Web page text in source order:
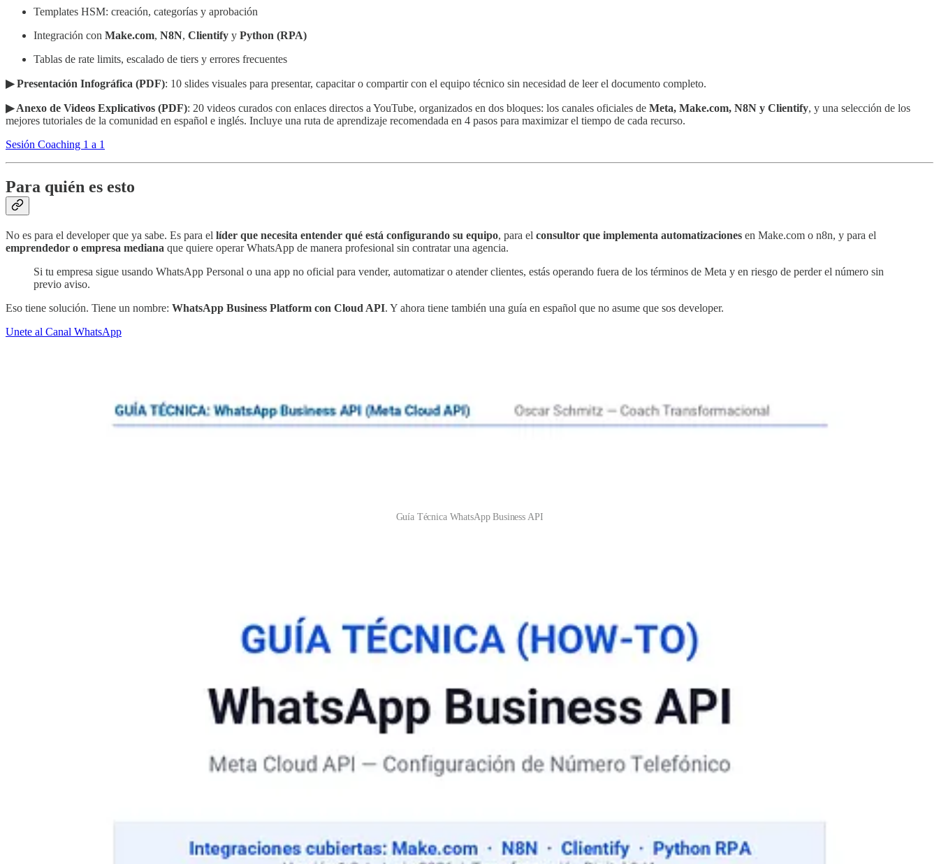
Templates HSM: creación, categorías y aprobación
Integración con Make.com, N8N, Clientify y Python (RPA)
Tablas de rate limits, escalado de tiers y errores frecuentes
▶ Presentación Infográfica (PDF): 10 slides visuales para presentar, capacitar o compartir con el equipo técnico sin necesidad de leer el documento completo.
▶ Anexo de Videos Explicativos (PDF): 20 videos curados con enlaces directos a YouTube, organizados en dos bloques: los canales oficiales de Meta, Make.com, N8N y Clientify, y una selección de los
mejores tutoriales de la comunidad en español e inglés. Incluye una ruta de aprendizaje recomendada en 4 pasos para maximizar el tiempo de cada recurso.
Sesión Coaching 1 a 1
Para quién es esto
No es para el developer que ya sabe. Es para el líder que necesita entender qué está configurando su equipo, para el consultor que implementa automatizaciones en Make.com o n8n, y para el
emprendedor o empresa mediana que quiere operar WhatsApp de manera profesional sin contratar una agencia.
Si tu empresa sigue usando WhatsApp Personal o una app no oficial para vender, automatizar o atender clientes, estás operando fuera de los términos de Meta y en riesgo de perder el número sin
previo aviso.
Eso tiene solución. Tiene un nombre: WhatsApp Business Platform con Cloud API. Y ahora tiene también una guía en español que no asume que sos developer.
Unete al Canal WhatsApp
Guía Técnica WhatsApp Business API
. Los podés descargar de inmediato, sin suscripción ni pasos adicionales.
Si tenés preguntas sobre la implementación o querés que acompañemos el proceso en tu empresa, escribime directamente.
🚀 Material Exclusivo Suscriptores
de esta comunidad MartesCoach, podrás acceder al Presentación Infográfica (PDF)al final del documento.
Continúa leyendo este Post gratis, cortesía de Oscar Schmitz 🚀.